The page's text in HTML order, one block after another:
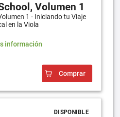
Volumen 1
1 - Iniciando tu Viaje
en la Viola
información
Comprar
DISPONIBLE